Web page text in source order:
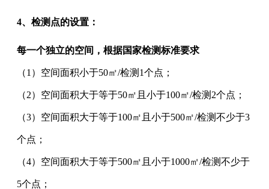
4、检测点的设置 ：
每一个独立的空间 ，根据国家检测标准要求
（1 ）空间面积小于50㎡/检测1个点；
（2）空间面积大于等于50㎡且小于100㎡/检测2个点；
（3）空间面积大于等于100㎡且小于500㎡/检测不少于3
个点；
（4）空间面积大于等于500㎡且小于1000㎡/检测不少于
5个点；